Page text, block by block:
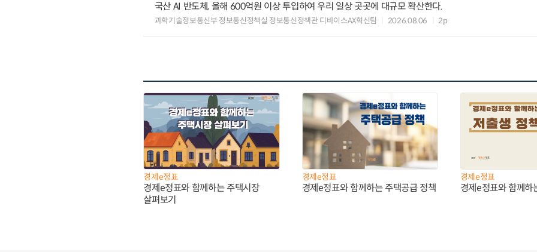
국산 AI 반도체, 올해 600억원 이상 투입하여 우리 일상 곳곳에 대규모 확산한다.
과학기술정보통신부 정보통신정책실 정보통신정책관 디바이스AX혁신팀 2026.08.06 2p
경제e정표
경제e정표와 함께하는 주택시장
살펴보기
경제e정표
경제e정표와 함께하는 주택공급 정책
경제e정표
경제e정표와 함께하